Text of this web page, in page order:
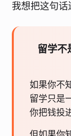
我想把这句话
留学不
如果你不
留学只是
你把钱投